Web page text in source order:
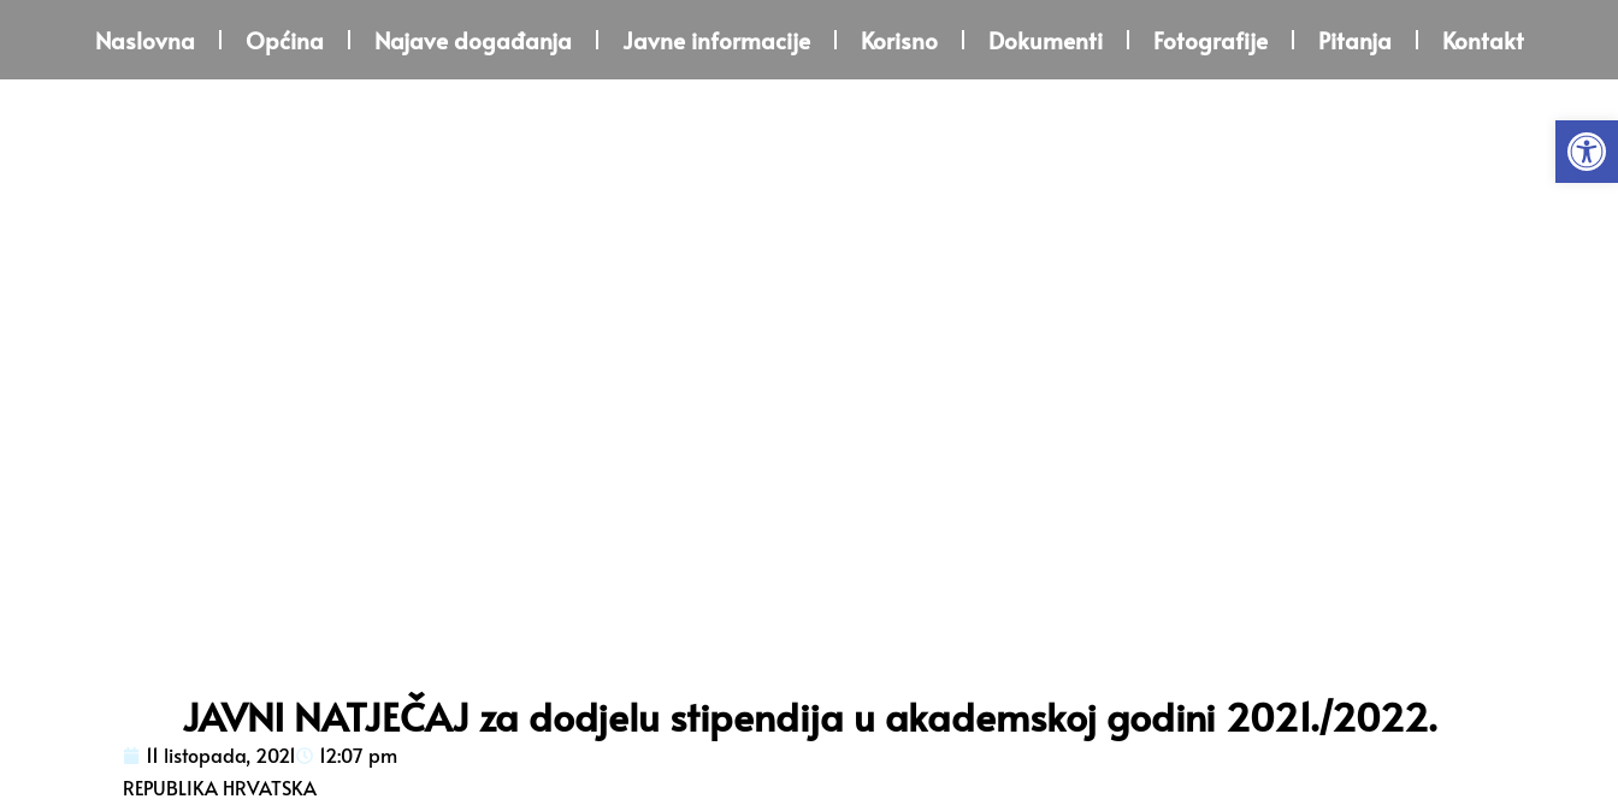
Naslovna Općina Najave događanja Javne informacije Korisno Dokumenti Fotografije Pitanja Kontakt
JAVNI NATJEČAJ za dodjelu stipendija u akademskoj godini 2021./2022.
11 listopada, 2021
12:07 pm
REPUBLIKA HRVATSKA